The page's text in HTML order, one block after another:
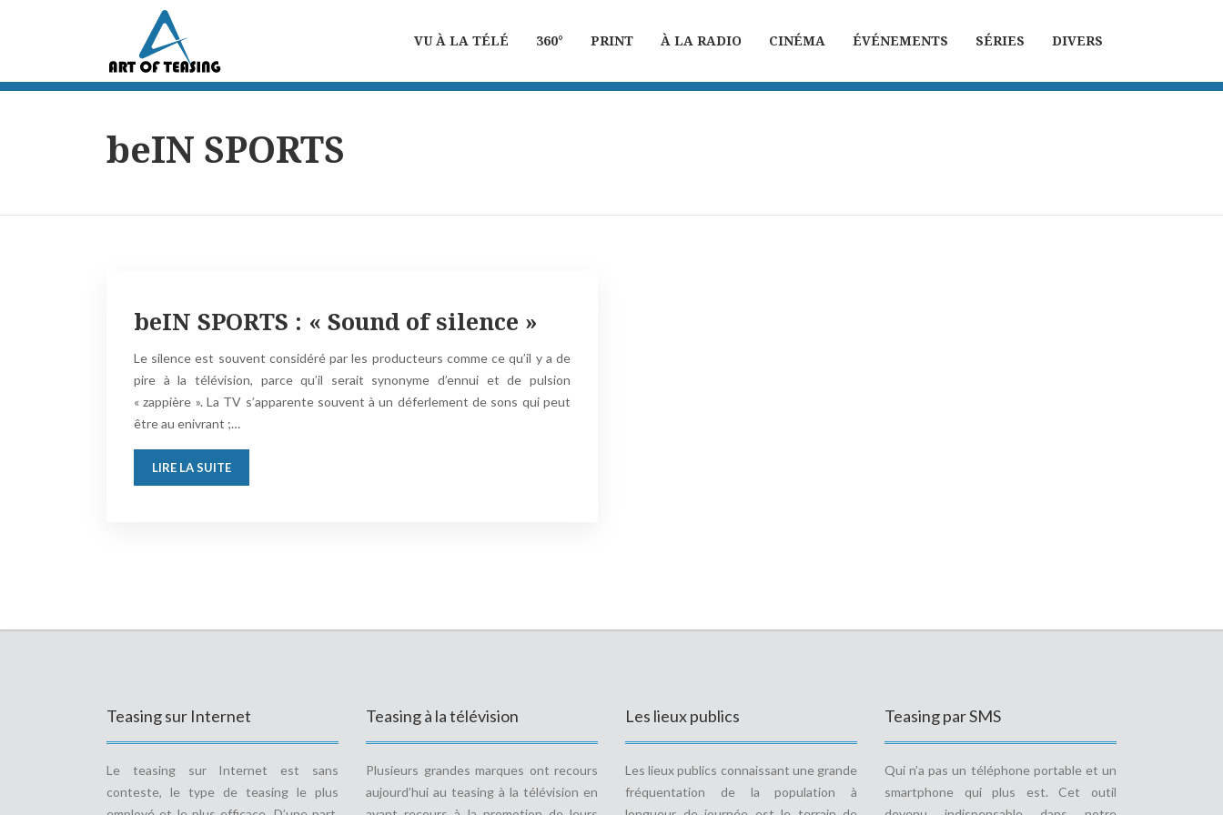
VU À LA TÉLÉ 360° PRINT À LA RADIO CINÉMA ÉVÉNEMENTS SÉRIES DIVERS
beIN SPORTS
beIN SPORTS : « Sound of silence »
Le silence est souvent considéré par les producteurs comme ce qu’il y a de
pire à la télévision, parce qu’il serait synonyme d’ennui et de pulsion
« zappière ». La TV s’apparente souvent à un déferlement de sons qui peut
être au enivrant ;…
LIRE LA SUITE
Teasing sur Internet
Le teasing sur Internet est sans
conteste, le type de teasing le plus
Teasing à la télévision
Plusieurs grandes marques ont recours
aujourd’hui au teasing à la télévision en
Les lieux publics
Les lieux publics connaissant une grande
fréquentation de la population à
Teasing par SMS
Qui n’a pas un téléphone portable et un
smartphone qui plus est. Cet outil